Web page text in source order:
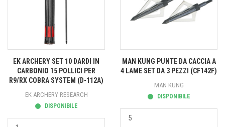
EK ARCHERY SET 10 DARDI IN
CARBONIO 15 POLLICI PER
R9/RX COBRA SYSTEM (D-112A)
EK ARCHERY RESEARCH
DISPONIBILE
MAN KUNG PUNTE DA CACCIA A
4 LAME SET DA 3 PEZZI (CF142F)
MAN KUNG
DISPONIBILE